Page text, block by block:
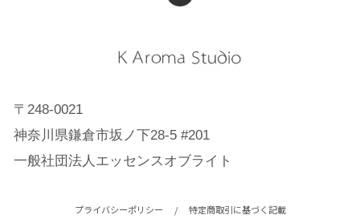
〒248-0021
神奈川県鎌倉市坂ノ下28-5 #201
一般社団法人エッセンスオブライト
プライバシーポリシー / 特定商取引に基づく記載